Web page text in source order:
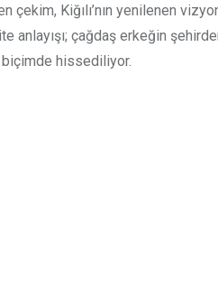
çekim, Kiğılı’nın yenilenen
anlayışı; çağdaş erkeğin
biçimde hissediliyor.